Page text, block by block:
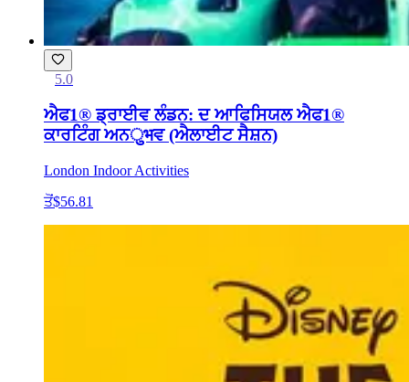
5.0
ਐਫ1® ਡ੍ਰਾਈਵ ਲੰਡਨ: ਦ ਆਫਿਸਿਯਲ ਐਫ1®
ਕਾਰਟਿੰਗ ਅਨुभਵ (ਐਲਾਈਟ ਸੈਸ਼ਨ)
London Indoor Activities
ਤੋਂ$56.81